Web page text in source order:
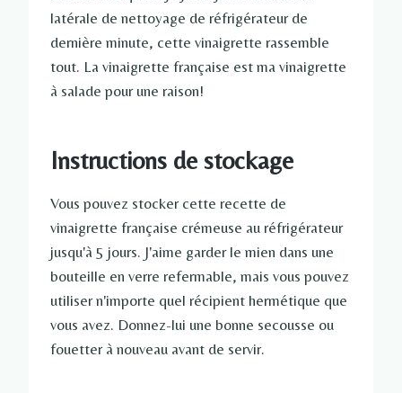
latérale de nettoyage de réfrigérateur de
dernière minute, cette vinaigrette rassemble
tout. La vinaigrette française est ma vinaigrette
à salade pour une raison!
Instructions de stockage
Vous pouvez stocker cette recette de
vinaigrette française crémeuse au réfrigérateur
jusqu'à 5 jours. J'aime garder le mien dans une
bouteille en verre refermable, mais vous pouvez
utiliser n'importe quel récipient hermétique que
vous avez. Donnez-lui une bonne secousse ou
fouetter à nouveau avant de servir.